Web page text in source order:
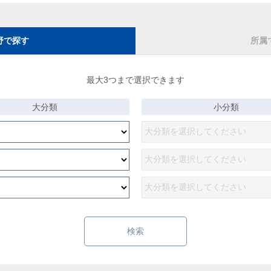
で探す 所属
最大3つまで選択できます
大分類 小分類
検索